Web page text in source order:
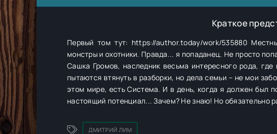
Краткое
Первый том тут: https://author.today/work/535880
монстры и охотники. Правда... я попаданец. Не просто
Сашка Громов, наследник весьма интересного рода,
пытаются втянуть в разборки, но дела семьи – не мои
этом мире, есть Система. И в день, когда я должен был
настоящий потенциал... Зачем? Не знаю! Но обязательно
ДМИТРИЙ ЛИМ